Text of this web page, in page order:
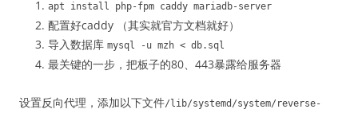
apt install php-fpm caddy mariadb-server
配置好caddy （其实就官方文档就好）
导入数据库 mysql -u mzh < db. sql
最关键的一步，把板子的80、443暴露给服务器
设置反向代理，添加以下文件/lib/systemd /system/ reverse-